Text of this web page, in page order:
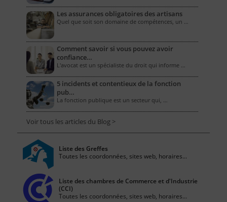
Les assurances obligatoires des artisans
Quel que soit son domaine de compétences, un …
Comment savoir si vous pouvez avoir
confiance…
L'avocat est un spécialiste du droit qui informe …
5 incidents et contentieux de la fonction
pub…
La fonction publique est un secteur qui, …
Voir tous les articles du Blog >
Liste des Greffes
Toutes les coordonnées, sites web, horaires...
Liste des chambres de Commerce et d'Industrie
(CCI)
Toutes les coordonnées, sites web, horaires...